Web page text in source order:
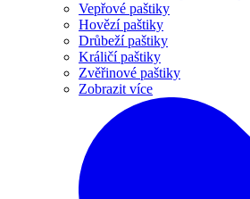
Vepřové paštiky
Hovězí paštiky
Drůbeží paštiky
Králičí paštiky
Zvěřinové paštiky
Zobrazit více